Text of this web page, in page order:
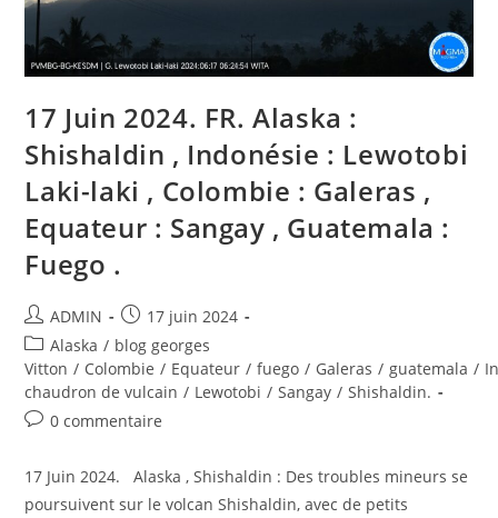
:
Fuego
.
17 Juin 2024. FR. Alaska :
Shishaldin , Indonésie : Lewotobi
Laki-laki , Colombie : Galeras ,
Equateur : Sangay , Guatemala :
Fuego .
Auteur/autrice
de
la
publication :
ADMIN
Publication
publiée :
17 juin 2024
Post
category:
Alaska / blog georges
Vitton / Colombie / Equateur / fuego / Galeras / guatemala /
chaudron de vulcain / Lewotobi / Sangay / Shishaldin.
Commentaires
la
publication :
0 commentaire
17 Juin 2024. Alaska , Shishaldin : Des troubles mineurs se
poursuivent sur le volcan Shishaldin, avec de petits